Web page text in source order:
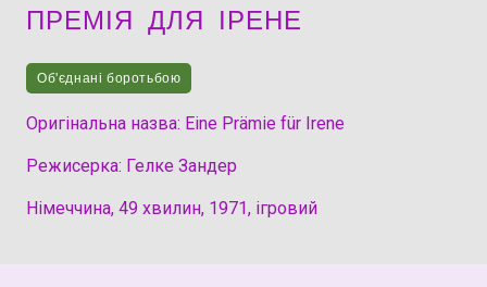
ПРЕМІЯ ДЛЯ ІРЕНЕ
Об'єднані боротьбою
Оригінальна назва: Eine Prämie für Irene
Режисерка: Гелке Зандер
Німеччина, 49 хвилин, 1971, ігровий